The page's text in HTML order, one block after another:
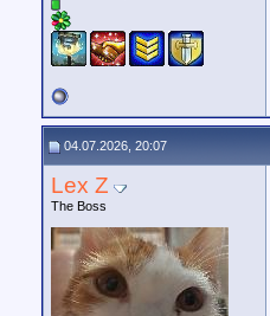
04.07.2026, 20:07
Lex Z
The Boss